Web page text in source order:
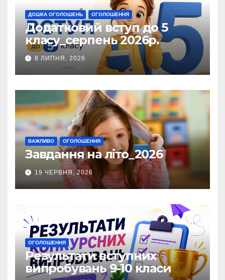
ДОШКА ОГОЛОШЕНЬ ОГОЛОШЕННЯ
Додатковий вступ до 5
класу_серпень 2026р.
8 ЛИПНЯ, 2026
ВАЖЛИВО ОГОЛОШЕННЯ
Завдання на літо_2026
19 ЧЕРВНЯ, 2026
ОГОЛОШЕННЯ
Результати вступних
випробувань 9-10 класи